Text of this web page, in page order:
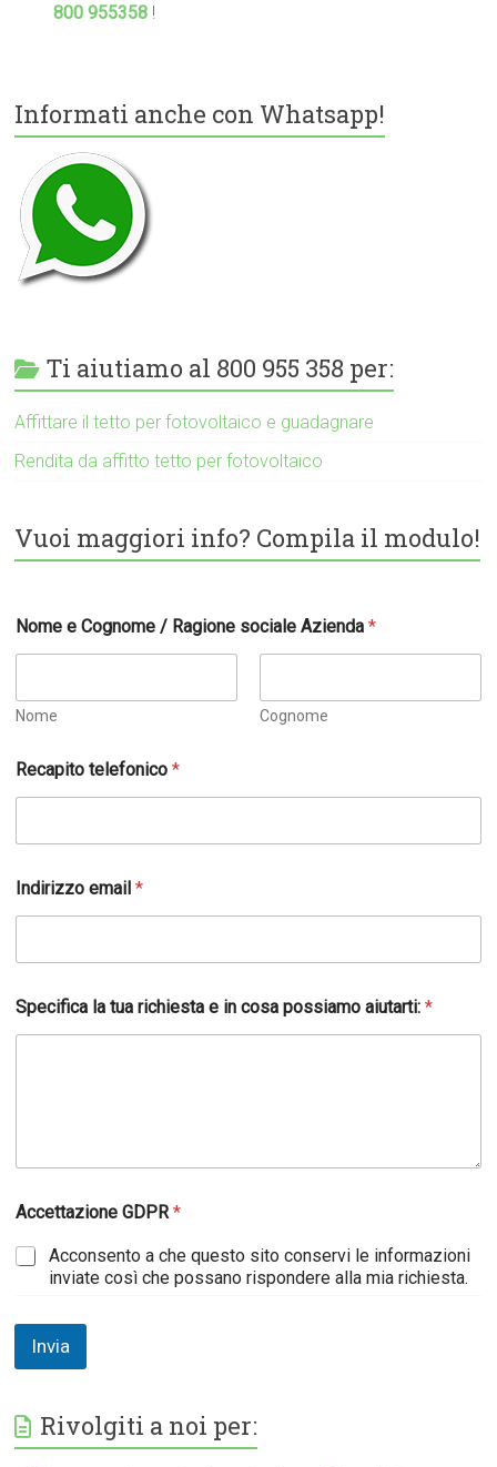
800 955358 !
Informati anche con Whatsapp!
Ti aiutiamo al 800 955 358 per:
Affittare il tetto per fotovoltaico e guadagnare
Rendita da affitto tetto per fotovoltaico
Vuoi maggiori info? Compila il modulo!
Nome e Cognome / Ragione sociale Azienda*
Nome Cognome
Recapito telefonico*
Indirizzo email*
Specifica la tua richiesta e in cosa possiamo aiutarti:*
Accettazione GDPR*
Acconsento a che questo sito conservi le informazioni
inviate così che possano rispondere alla mia richiesta.
Invia
Rivolgiti a noi per: